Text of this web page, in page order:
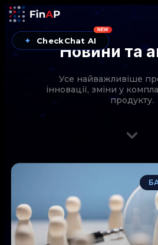
✦ CheckChat AI
NEW
Новини та
Усе найважливіше
інновації, зміни у
продукту.